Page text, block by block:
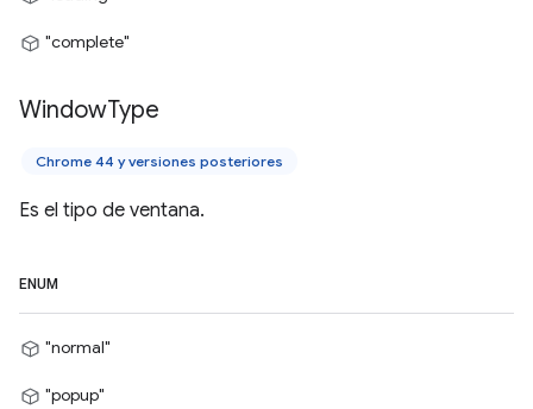
"complete"
WindowType
Chrome 44 y versiones posteriores
Es el tipo de ventana.
ENUM
"normal"
"popup"